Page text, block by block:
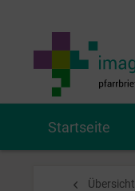
Startseite
Übersicht